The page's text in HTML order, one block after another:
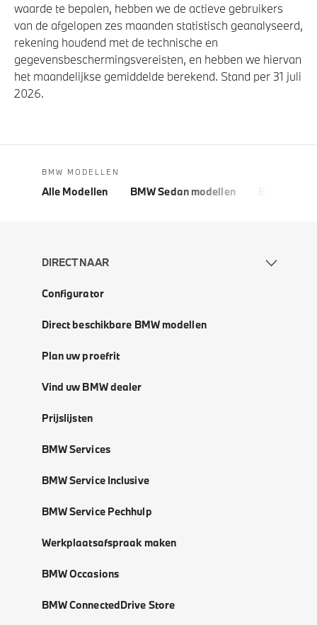
waarde te bepalen, hebben we de actieve gebruikers
van de afgelopen zes maanden statistisch geanalyseerd,
rekening houdend met de technische en
gegevensbeschermingsvereisten, en hebben we hiervan
het maandelijkse gemiddelde berekend. Stand per 31 juli
2026.
BMW MODELLEN
Alle Modellen BMW Sedan modellen
DIRECT NAAR
Configurator
Direct beschikbare BMW modellen
Plan uw proefrit
Vind uw BMW dealer
Prijslijsten
BMW Services
BMW Service Inclusive
BMW Service Pechhulp
Werkplaatsafspraak maken
BMW Occasions
BMW ConnectedDrive Store